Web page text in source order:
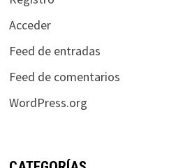
Acceder
Feed de entradas
Feed de comentarios
WordPress.org